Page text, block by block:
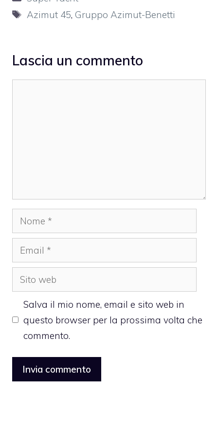
Tag
Azimut 45, Gruppo Azimut-Benetti
Lascia un commento
Nome
Email
Sito
web
Salva il mio nome, email e sito web in
questo browser per la prossima volta che
commento.